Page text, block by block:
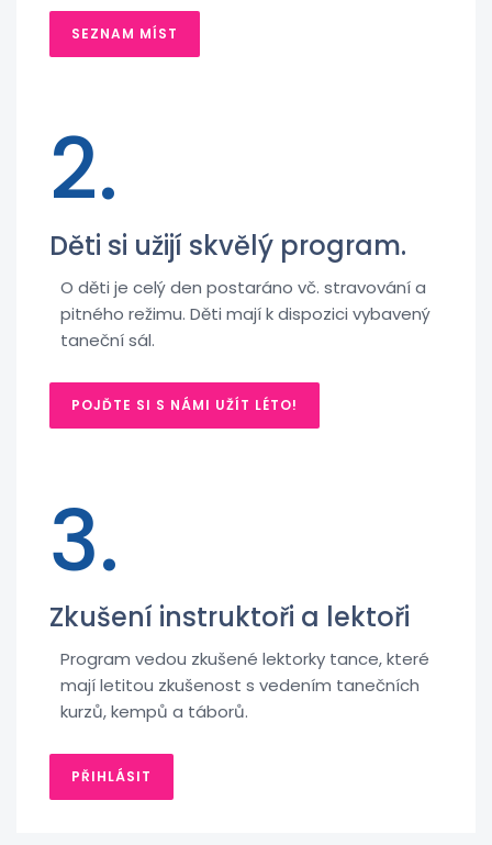
SEZNAM MÍST
2.
Děti si užijí skvělý program.
O děti je celý den postaráno vč. stravování a
pitného režimu. Děti mají k dispozici vybavený
taneční sál.
POJĎTE SI S NÁMI UŽÍT LÉTO!
3.
Zkušení instruktoři a lektoři
Program vedou zkušené lektorky tance, které
mají letitou zkušenost s vedením tanečních
kurzů, kempů a táborů.
PŘIHLÁSIT